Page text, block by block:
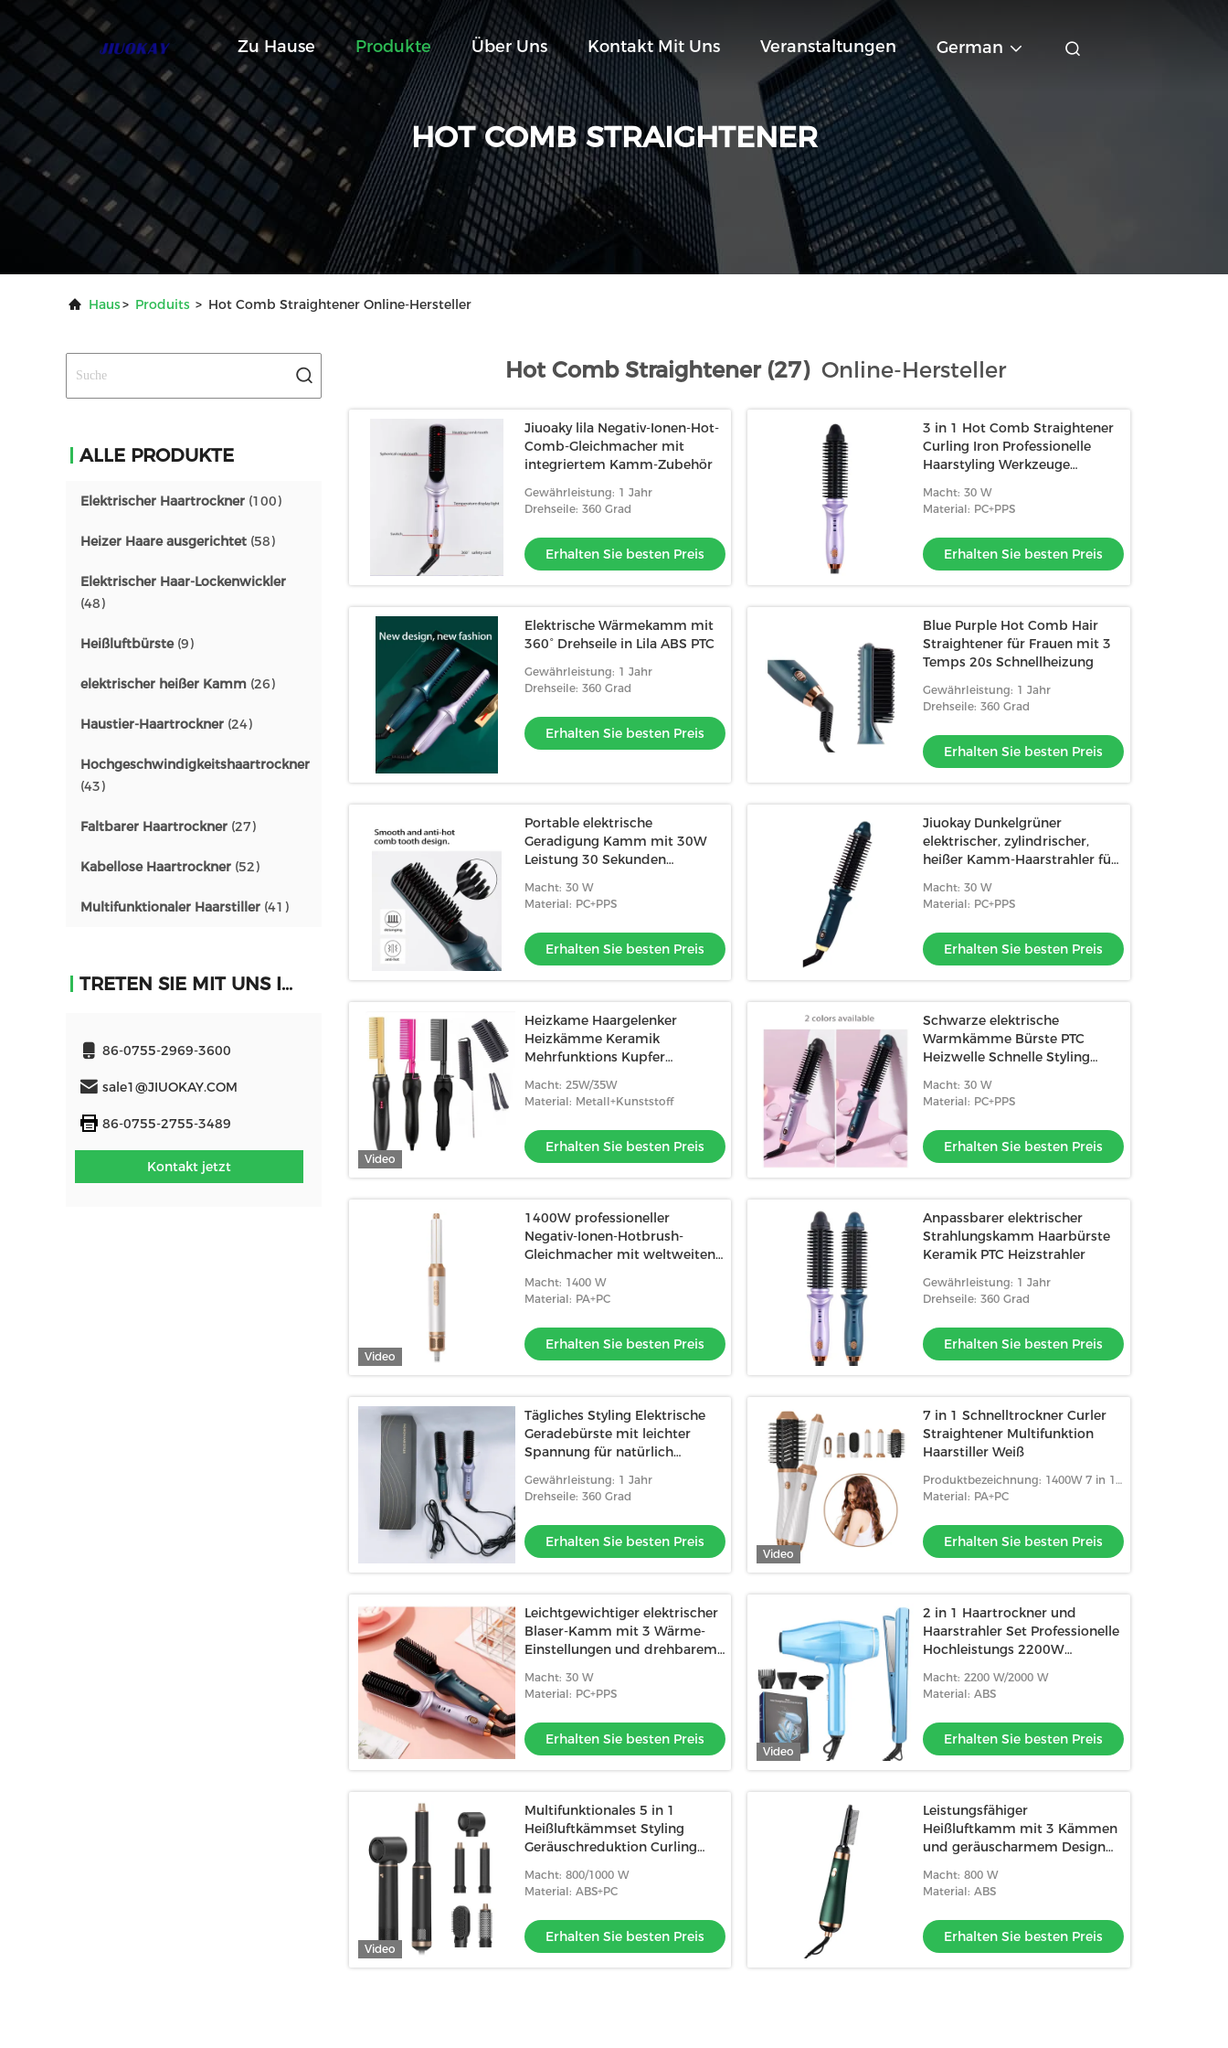
Zu Hause Produkte Über Uns Kontakt Mit Uns Veranstaltungen German
HOT COMB STRAIGHTENER
Haus> Produits > Hot Comb Straightener Online-Hersteller
ALLE PRODUKTE
Elektrischer Haartrockner (100)
Heizer Haare ausgerichtet (58)
Elektrischer Haar-Lockenwickler
(48)
Heißluftbürste(9)
elektrischer heißer Kamm (26)
Haustier-Haartrockner (24)
Hochgeschwindigkeitshaartrockner
(43)
Faltbarer Haartrockner (27)
Kabellose Haartrockner (52)
Multifunktionaler Haarstiller (41)
TRETEN SIE MIT UNS IN VERBINDUNG
86-0755-2969-3600
sale1@JIUOKAY.COM
86-0755-2755-3489
Kontakt jetzt
Hot Comb Straightener (27) Online-Hersteller
Jiuoaky lila Negativ-Ionen-Hot-
Comb-Gleichmacher mit
integriertem Kamm-Zubehör
Gewährleistung: 1 Jahr
Drehseile: 360 Grad
Erhalten Sie besten Preis
3 in 1 Hot Comb Straightener
Curling Iron Professionelle
Haarstyling Werkzeuge
Macht: 30 W
Material: PC+PPS
Erhalten Sie besten Preis
Elektrische Wärmekamm mit
360° Drehseile in Lila ABS PTC
Gewährleistung: 1 Jahr
Drehseile: 360 Grad
Erhalten Sie besten Preis
Blue Purple Hot Comb Hair
Straightener für Frauen mit 3
Temps 20s Schnellheizung
Gewährleistung: 1 Jahr
Drehseile: 360 Grad
Erhalten Sie besten Preis
Portable elektrische
Geradigung Kamm mit 30W
Leistung 30 Sekunden
Macht: 30 W
Material: PC+PPS
Erhalten Sie besten Preis
Jiuokay Dunkelgrüner
elektrischer, zylindrischer,
heißer Kamm-Haarstrahler für
Macht: 30 W
Material: PC+PPS
Erhalten Sie besten Preis
Video
Heizkame Haargelenker
Heizkämme Keramik
Mehrfunktions Kupfer
Macht: 25W/35W
Material: Metall+Kunststoff
Erhalten Sie besten Preis
Schwarze elektrische
Warmkämme Bürste PTC
Heizwelle Schnelle Styling
Macht: 30 W
Material: PC+PPS
Erhalten Sie besten Preis
Video
1400W professioneller
Negativ-Ionen-Hotbrush-
Gleichmacher mit weltweiten
Macht: 1400 W
Material: PA+PC
Erhalten Sie besten Preis
Anpassbarer elektrischer
Strahlungskamm Haarbürste
Keramik PTC Heizstrahler
Gewährleistung: 1 Jahr
Drehseile: 360 Grad
Erhalten Sie besten Preis
Tägliches Styling Elektrische
Geradebürste mit leichter
Spannung für natürlich
Gewährleistung: 1 Jahr
Drehseile: 360 Grad
Erhalten Sie besten Preis
Video
7 in 1 Schnelltrockner Curler
Straightener Multifunktion
Haarstiller Weiß
Produktbezeichnung: 1400W 7 in 1
Haarbürste Haartrockner
Material: PA+PC
Erhalten Sie besten Preis
Leichtgewichtiger elektrischer
Blaser-Kamm mit 3 Wärme-
Einstellungen und drehbarem
Macht: 30 W
Material: PC+PPS
Erhalten Sie besten Preis
Video
2 in 1 Haartrockner und
Haarstrahler Set Professionelle
Hochleistungs 2200W
Macht: 2200 W/2000 W
Material: ABS
Erhalten Sie besten Preis
Video
Multifunktionales 5 in 1
Heißluftkämmset Styling
Geräuschreduktion Curling
Technologie
Macht: 800/1000 W
Material: ABS+PC
Erhalten Sie besten Preis
Leistungsfähiger
Heißluftkamm mit 3 Kämmen
und geräuscharmem Design
Macht: 800 W
Material: ABS
Erhalten Sie besten Preis